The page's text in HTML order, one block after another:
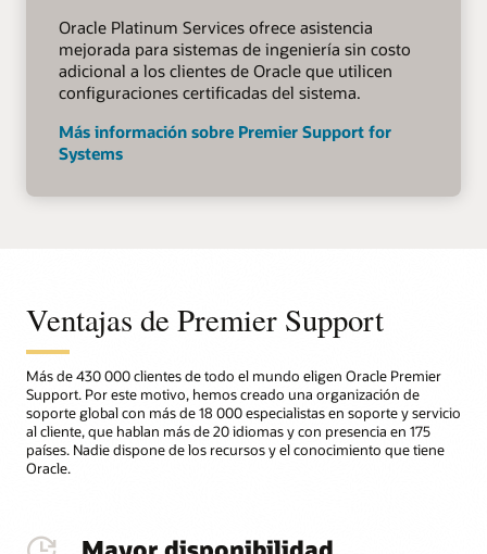
Oracle Platinum Services ofrece asistencia
mejorada para sistemas de ingeniería sin costo
adicional a los clientes de Oracle que utilicen
configuraciones certificadas del sistema.
Más información sobre Premier Support for
Systems
Ventajas de Premier Support
Más de 430 000 clientes de todo el mundo eligen Oracle Premier
Support. Por este motivo, hemos creado una organización de
soporte global con más de 18 000 especialistas en soporte y servicio
al cliente, que hablan más de 20 idiomas y con presencia en 175
países. Nadie dispone de los recursos y el conocimiento que tiene
Oracle.